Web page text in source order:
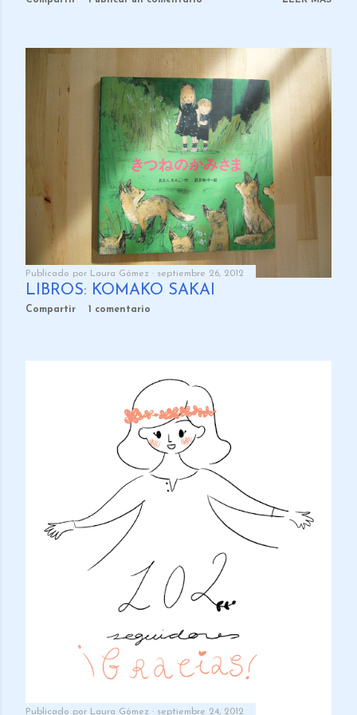
Publicado por Laura Gómez septiembre 26, 2012
LIBROS: KOMAKO SAKAI
Compartir 1 comentario
Publicado por Laura Gómez septiembre 24, 2012